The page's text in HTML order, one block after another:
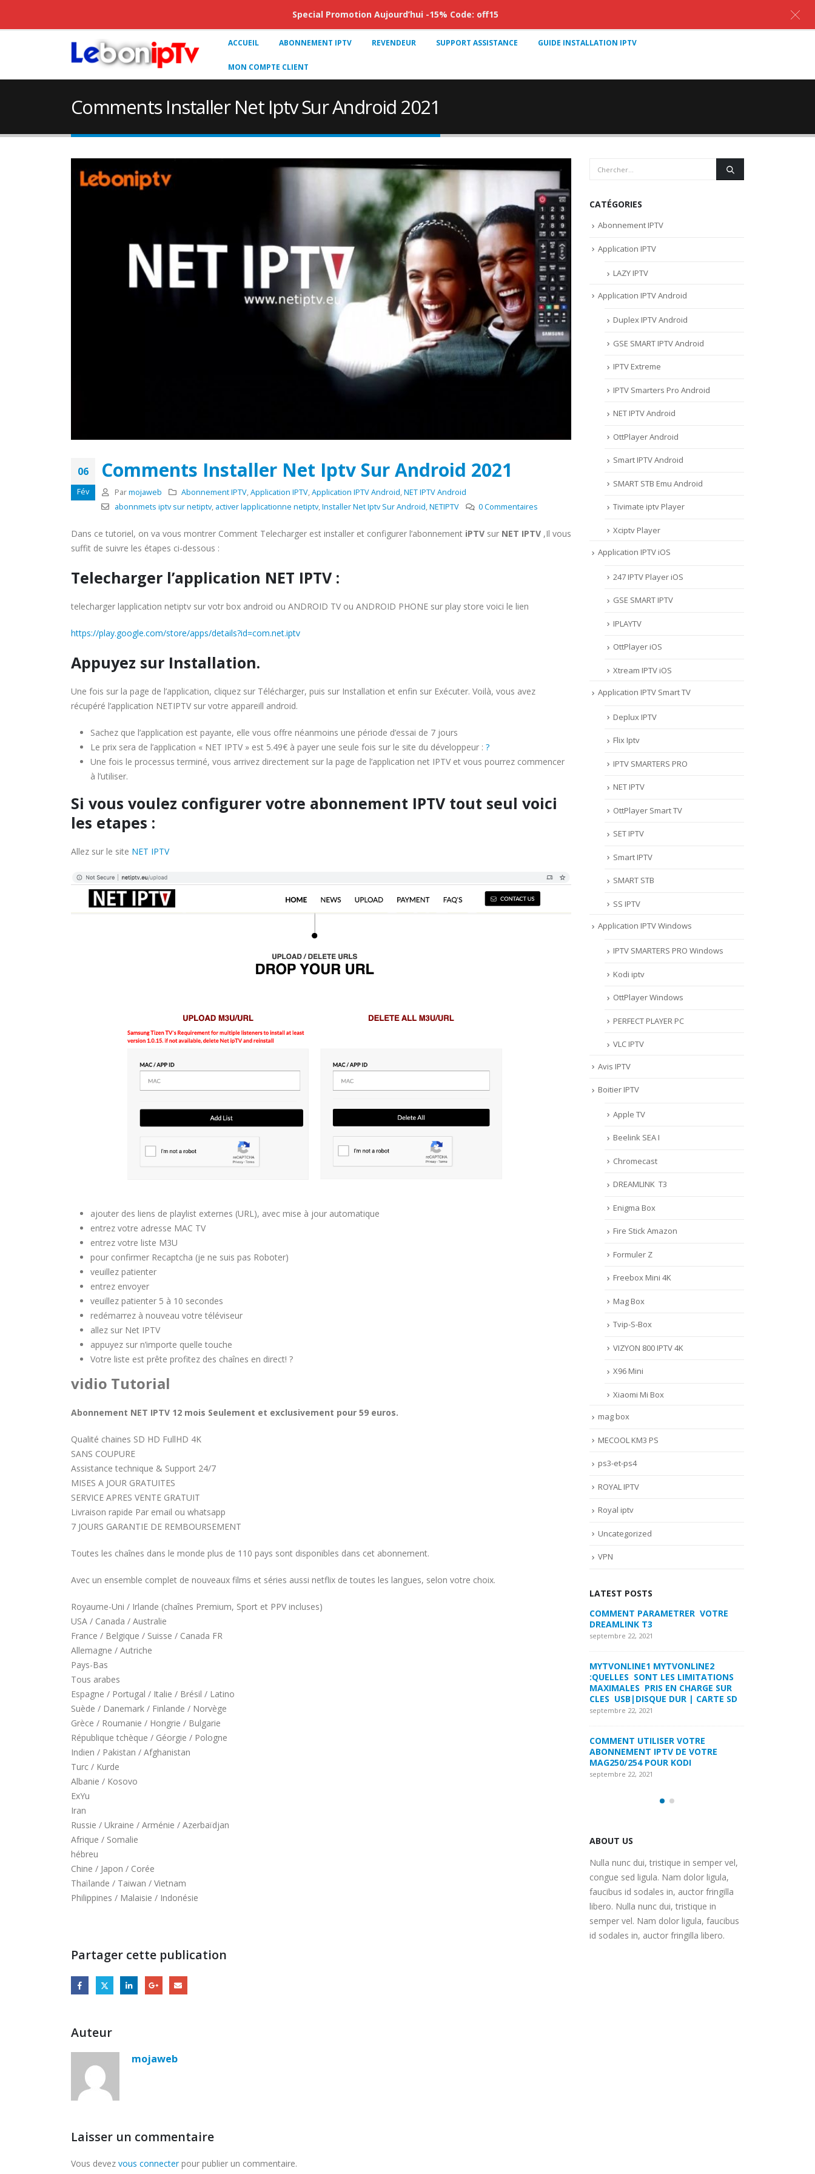
ACCUEIL ABONNEMENT IPTV REVENDEUR SUPPORT ASSISTANCE GUIDE INSTALLATION IPTV
MON COMPTE CLIENT
Comments Installer Net Iptv Sur Android 2021
06
Fév
Comments Installer Net Iptv Sur Android 2021
Par mojaweb Abonnement IPTV,Application IPTV,Application IPTV Android,NET IPTV Android
abonnmets iptv sur netiptv, activer lapplicationne netiptv,Installer Net Iptv Sur Android,NETIPTV 0 Commentaires
Dans ce tutoriel, on va vous montrer Comment Telecharger est installer et configurer l’abonnement iPTV sur NET IPTV ,Il vous
suffit de suivre les étapes ci-dessous :
Telecharger l’application NET IPTV :
telecharger lapplication netiptv sur votr box android ou ANDROID TV ou ANDROID PHONE sur play store voici le lien
https://play.google.com/store/apps/details?id=com.net.iptv
Appuyez sur Installation.
Une fois sur la page de l’application, cliquez sur Télécharger, puis sur Installation et enfin sur Exécuter. Voilà, vous avez
récupéré l’application NETIPTV sur votre appareill android.
Sachez que l’application est payante, elle vous offre néanmoins une période d’essai de 7 jours
Le prix sera de l’application « NET IPTV » est 5.49€ à payer une seule fois sur le site du développeur : ?
Une fois le processus terminé, vous arrivez directement sur la page de l’application net IPTV et vous pourrez commencer
à l’utiliser.
Si vous voulez configurer votre abonnement IPTV tout seul voici
les etapes :
Allez sur le site NET IPTV
ajouter des liens de playlist externes (URL), avec mise à jour automatique
entrez votre adresse MAC TV
entrez votre liste M3U
pour confirmer Recaptcha (je ne suis pas Roboter)
veuillez patienter
entrez envoyer
veuillez patienter 5 à 10 secondes
redémarrez à nouveau votre téléviseur
allez sur Net IPTV
appuyez sur n’importe quelle touche
Votre liste est prête profitez des chaînes en direct! ?
vidio Tutorial
Abonnement NET IPTV 12 mois Seulement et exclusivement pour 59 euros.
Qualité chaines SD HD FullHD 4K
SANS COUPURE
Assistance technique & Support 24/7
MISES A JOUR GRATUITES
SERVICE APRES VENTE GRATUIT
Livraison rapide Par email ou whatsapp
7 JOURS GARANTIE DE REMBOURSEMENT
Toutes les chaînes dans le monde plus de 110 pays sont disponibles dans cet abonnement.
Avec un ensemble complet de nouveaux films et séries aussi netflix de toutes les langues, selon votre choix.
Royaume-Uni / Irlande (chaînes Premium, Sport et PPV incluses)
USA / Canada / Australie
France / Belgique / Suisse / Canada FR
Allemagne / Autriche
Pays-Bas
Tous arabes
Espagne / Portugal / Italie / Brésil / Latino
Suède / Danemark / Finlande / Norvège
Grèce / Roumanie / Hongrie / Bulgarie
République tchèque / Géorgie / Pologne
Indien / Pakistan / Afghanistan
Turc / Kurde
Albanie / Kosovo
ExYu
Iran
Russie / Ukraine / Arménie / Azerbaïdjan
Afrique / Somalie
hébreu
Chine / Japon / Corée
Thaïlande / Taiwan / Vietnam
Philippines / Malaisie / Indonésie
Partager cette publication
Auteur
mojaweb
Laisser un commentaire
Vous devez vous connecterpour publier un commentaire.
CATÉGORIES
Abonnement IPTV
Application IPTV
LAZY IPTV
Application IPTV Android
Duplex IPTV Android
GSE SMART IPTV Android
IPTV Extreme
IPTV Smarters Pro Android
NET IPTV Android
OttPlayer Android
Smart IPTV Android
SMART STB Emu Android
Tivimate iptv Player
Xciptv Player
Application IPTV iOS
247 IPTV Player iOS
‎GSE SMART IPTV
IPLAYTV
OttPlayer iOS
Xtream IPTV iOS
Application IPTV Smart TV
Deplux IPTV
Flix Iptv
IPTV SMARTERS PRO
NET IPTV
OttPlayer Smart TV
SET IPTV
Smart IPTV
SMART STB
SS IPTV
Application IPTV Windows
IPTV SMARTERS PRO Windows
Kodi iptv
OttPlayer Windows
PERFECT PLAYER PC
VLC IPTV
Avis IPTV
Boitier IPTV
Apple TV
Beelink SEA I
Chromecast
DREAMLINK T3
Enigma Box
Fire Stick Amazon
Formuler Z
Freebox Mini 4K
Mag Box
Tvip-S-Box
VIZYON 800 IPTV 4K
X96 Mini
Xiaomi Mi Box
mag box
MECOOL KM3 PS
ps3-et-ps4
ROYAL IPTV
Royal iptv
Uncategorized
VPN
LATEST POSTS
COMMENT PARAMETRER VOTRE
DREAMLINK T3
septembre 22, 2021
MAXIMALES PRIS EN CHARGE SUR
CLES USB|DISQUE DUR | CARTE SD
septembre 22, 2021
COMMENT UTILISER VOTRE
ABONNEMENT IPTV DE VOTRE
MYTVONLINE2 :CONFIGURATION ET
MYTVONLINE2 :CONFIGURATION ET
VERROUILLAGE DES FAVORIS AVEC
LA FORMULER Z8 ET Z ALPHA
COMMENT SUPPRIMER
L’HISTORIQUE DES LISTES DE
SURVEILLANCE VOD?
septembre 22, 2021
FREEBOX : CHANGER DE CANAL WIFI
POUR OPTIMISER VOTRE
CONNECTION INTERNET
septembre 22, 2021
ABOUT US
Nulla nunc dui, tristique in semper vel,
congue sed ligula. Nam dolor ligula,
faucibus id sodales in, auctor fringilla
libero. Nulla nunc dui, tristique in
semper vel. Nam dolor ligula, faucibus
id sodales in, auctor fringilla libero.
Special Promotion Aujourd’hui -15% Code: off15